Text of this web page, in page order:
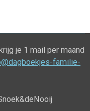
je 1 mail per maand
familie-